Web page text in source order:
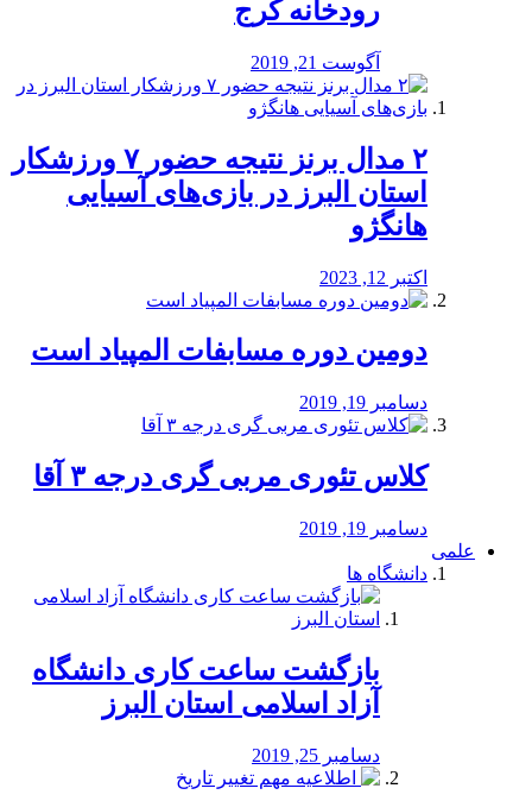
رودخانه کرج
آگوست 21, 2019
۲ مدال برنز نتیجه حضور ۷ ورزشکار
استان البرز در بازی‌های آسیایی
هانگژو
اکتبر 12, 2023
دومین دوره مسابفات المپیاد است
دسامبر 19, 2019
کلاس تئوری مربی گری درجه ۳ آقا
دسامبر 19, 2019
علمی
دانشگاه ها
بازگشت ساعت کاری دانشگاه
آزاد اسلامی استان البرز
دسامبر 25, 2019